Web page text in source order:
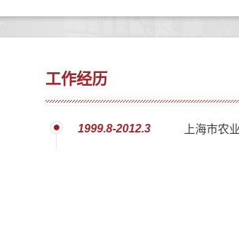
工作经历
1999.8-2012.3 上海市农